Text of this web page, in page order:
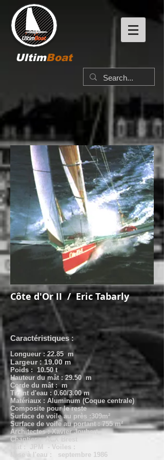
UltimBoat
Côte d'Or II / Eric Tabarly
Caractéristiques :
Longueur : 22.85 m
Largeur : 19.00 m
Poids : 10.50 t
Hauteur du mât : 29.50 m
Corde du mât : m
Tirant d'eau : 0.60/3.00 m
Matériaux : Aluminum (Coque centrale)
Composite pour le reste
Surface de voile au près :309m²
Surface de voile au portant : 755 m²
Architectes : Xavier Joubert
Chantier : ACX Brest
Mât : JPM - Voiles :
Mise à l'eau : septembre 1986